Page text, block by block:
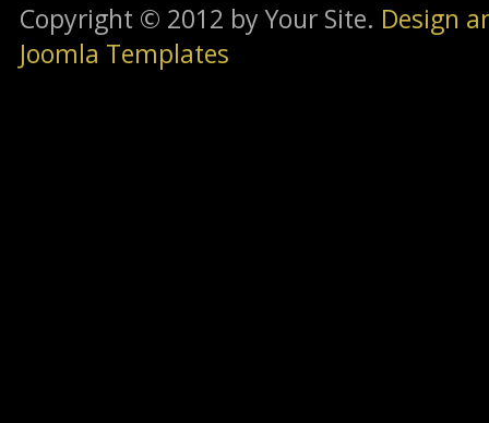
Copyright © 2012 by Your Site. Design
Joomla Templates